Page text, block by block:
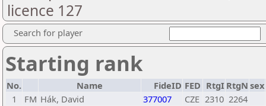
licence 127
Search for player
Starting rank
No. Name FideID FED RtgI RtgN sex
1
FM Hák, David 377007 CZE 2310 2264